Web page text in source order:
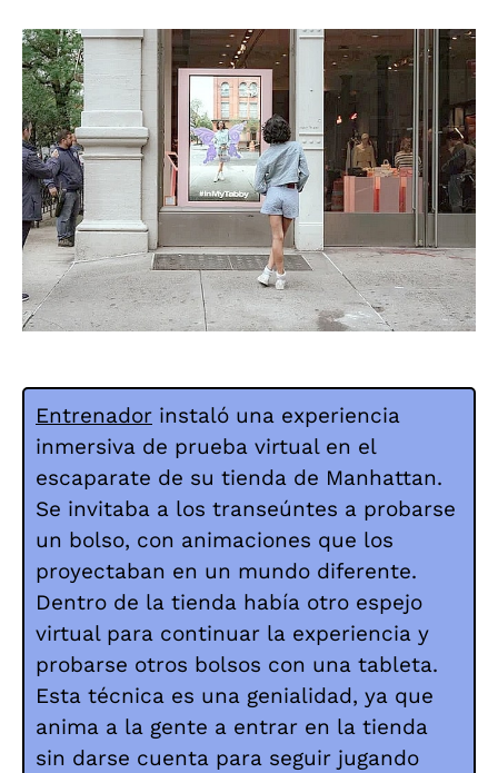
Entrenador instaló una experiencia
inmersiva de prueba virtual en el
escaparate de su tienda de Manhattan.
Se invitaba a los transeúntes a probarse
un bolso, con animaciones que los
proyectaban en un mundo diferente.
Dentro de la tienda había otro espejo
virtual para continuar la experiencia y
probarse otros bolsos con una tableta.
Esta técnica es una genialidad, ya que
anima a la gente a entrar en la tienda
sin darse cuenta para seguir jugando